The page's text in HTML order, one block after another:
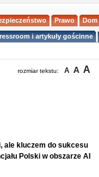
Prawo Dom
i artykuły gościnne
rozmiar tekstu: A A A
ale kluczem do sukcesu
Polski w obszarze AI